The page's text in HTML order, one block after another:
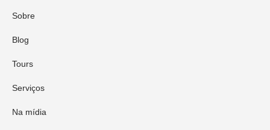
Sobre
Blog
Tours
Serviços
Na mídia